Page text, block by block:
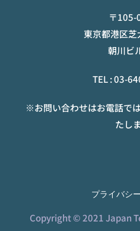
〒105-
東京都港区
朝川ビ
TEL :03-
※お問い合わせはお電話で
たし
プライバシ
Copyright © 2021 Japan